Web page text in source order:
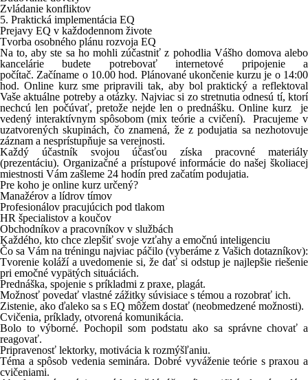
Zvládanie konfliktov
5. Praktická implementácia EQ
Prejavy EQ v každodennom živote
Tvorba osobného plánu rozvoja EQ
Na to, aby ste sa ho mohli zúčastniť z pohodlia Vášho domova alebo
kancelárie budete potrebovať internetové pripojenie a
počítač. Začíname o 10.00 hod. Plánované ukončenie kurzu je o14:00
hod. Online kurz sme pripravili tak, aby bol praktický a reflektoval
Vaše aktuálne potreby a otázky. Najviac si zo stretnutia odnesú tí, ktorí
nechcú len počúvať, pretože nejde len o prednášku. Online kurz je
vedený interaktívnym spôsobom (mix teórie a cvičení). Pracujeme v
uzatvorených skupinách, čo znamená, že z podujatia sa nezhotovuje
záznam a nesprístupňuje sa verejnosti.
Každý účastník svojou účasťou získa pracovné materiály
(prezentáciu). Organizačné a prístupové informácie do našej školiacej
miestnosti Vám zašleme 24 hodín pred začatím podujatia.
Pre koho je online kurz určený?
Manažérov a lídrov tímov
Profesionálov pracujúcich pod tlakom
HR špecialistov a koučov
Obchodníkov a pracovníkov v službách
Každého, kto chce zlepšiť svoje vzťahy a emočnú inteligenciu
Čo sa Vám na tréningu najviac páčilo (vyberáme z Vašich dotazníkov):
Tvorenie koláží a uvedomenie si, že dať si odstup je najlepšie riešenie
pri emočné vypätých situáciách.
Prednáška, spojenie s príkladmi z praxe, plagát.
Možnosť povedať vlastné zážitky súvisiace s témou a rozobrať ich.
Zistenie, ako ďaleko sa s EQ môžem dostať (neobmedzené možnosti).
Cvičenia, príklady, otvorená komunikácia.
Bolo to výborné. Pochopil som podstatu ako sa správne chovať a
reagovať.
Pripravenosť lektorky, motivácia k rozmýšľaniu.
Téma a spôsob vedenia seminára. Dobré vyváženie teórie s praxou a
cvičeniami.